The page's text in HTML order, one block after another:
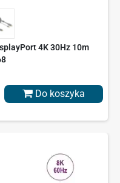
4K 30Hz 10m
Do koszyka